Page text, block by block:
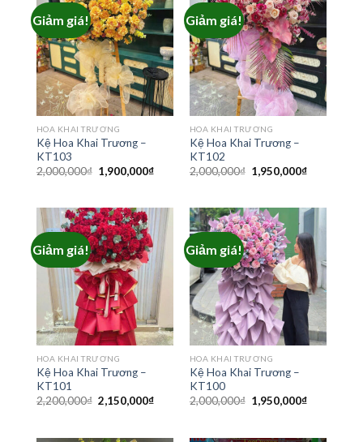
Giảm giá!
HOA KHAI TRƯƠNG
Kệ Hoa Khai Trương –
KT103
2,000,000₫ Giá
gốc
1,900,000₫Giá
1,900,000₫.
Giảm giá!
HOA KHAI TRƯƠNG
Kệ Hoa Khai Trương –
KT102
2,000,000₫ Giá
gốc
1,950,000₫Giá
Giảm giá!
HOA KHAI TRƯƠNG
Kệ Hoa Khai Trương –
KT101
2,200,000₫ Giá
gốc
2,150,000₫Giá
Giảm giá!
HOA KHAI TRƯƠNG
Kệ Hoa Khai Trương –
KT100
2,000,000₫ Giá
gốc
1,950,000₫Giá